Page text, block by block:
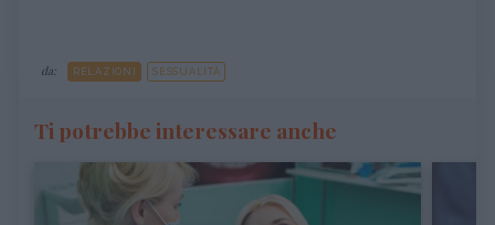
da: RELAZIONI SESSUALITÀ
Ti potrebbe interessare anche